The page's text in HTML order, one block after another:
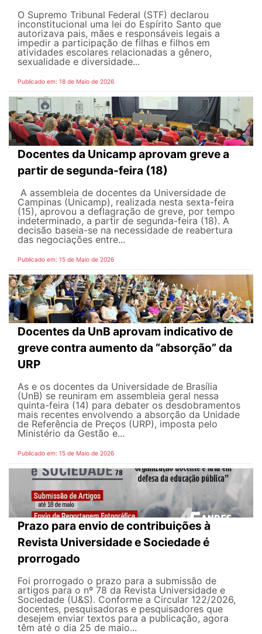
O Supremo Tribunal Federal (STF) declarou
inconstitucional uma lei do Espírito Santo que
autorizava pais, mães e responsáveis legais ​​a
impedir a participação de filhas e filhos em
atividades escolares relacionadas a gênero,
sexualidade e diversidade...
Publicado em: 18 de Maio de 2026
Docentes da Unicamp aprovam greve a
partir de segunda-feira (18)
A assembleia de docentes da Universidade de
Campinas (Unicamp), realizada nesta sexta-feira
(15), aprovou a deflagração de greve, por tempo
indeterminado, a partir de segunda-feira (18). A
decisão baseia-se na necessidade de reabertura
das negociações entre...
Publicado em: 15 de Maio de 2026
Docentes da UnB aprovam indicativo de
greve contra aumento da “absorção” da
URP
As e os docentes da Universidade de Brasília
(UnB) se reuniram em assembleia geral nessa
quinta-feira (14) para debater os desdobramentos
mais recentes envolvendo a absorção da Unidade
de Referência de Preços (URP), imposta pelo
Ministério da Gestão e...
Publicado em: 15 de Maio de 2026
Prazo para envio de contribuições à
Revista Universidade e Sociedade é
prorrogado
Foi prorrogado o prazo para a submissão de
artigos para o nº 78 da Revista Universidade e
Sociedade (U&S). Conforme a Circular 122/2026,
docentes, pesquisadoras e pesquisadores que
desejem enviar textos para a publicação, agora
têm até o dia 25 de maio...